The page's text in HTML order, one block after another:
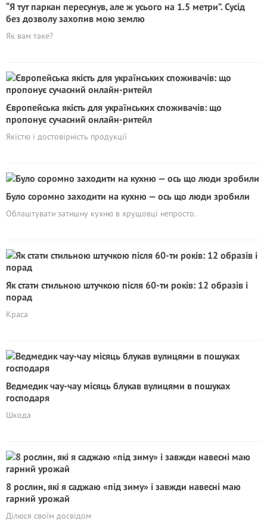
“Я тут паркан пересунув, але ж усього на 1.5 метри”. Сусід
без дозволу захопив мою землю
Як вам таке?
Європейська якість для українських споживачів: що
пропонує сучасний онлайн-ритейл
Якістю і достовірність продукції
Було соромно заходити на кухню — ось що люди зробили
Облаштувати затишну кухню в хрущовці непросто.
Як стати стильною штучкою після 60-ти років: 12 образів і
порад
Краса
Ведмедик чау-чау місяць блукав вулицями в пошуках
господаря
Шкода
8 рослин, які я саджаю «під зиму» і завжди навесні маю
гарний урожай
Ділюся своїм досвідом